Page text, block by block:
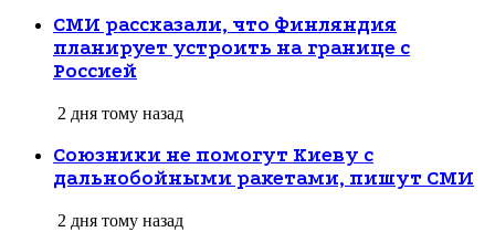
СМИ рассказали, что Финляндия
планирует устроить на границе с
Россией
2 дня тому назад
Союзники не помогут Киеву с
дальнобойными ракетами, пишут СМИ
2 дня тому назад